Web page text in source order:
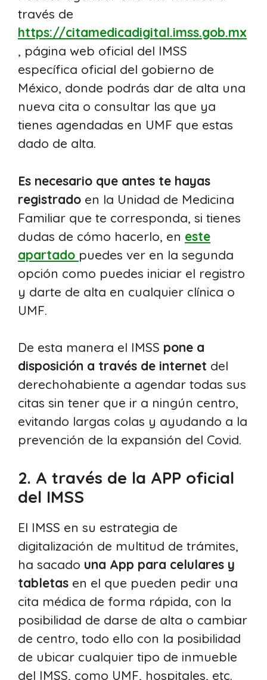
través de
https://citamedicadigital.imss.gob.mx
, página web oficial del IMSS
específica oficial del gobierno de
México, donde podrás dar de alta una
nueva cita o consultar las que ya
tienes agendadas en UMF que estas
dado de alta.
Es necesario que antes te hayas
registrado en la Unidad de Medicina
Familiar que te corresponda, si tienes
dudas de cómo hacerlo, en este
apartado puedes ver en la segunda
opción como puedes iniciar el registro
y darte de alta en cualquier clínica o
UMF.
De esta manera el IMSS pone a
disposición a través de internet del
derechohabiente a agendar todas sus
citas sin tener que ir a ningún centro,
evitando largas colas y ayudando a la
prevención de la expansión del Covid.
2. A través de la APP oficial
del IMSS
El IMSS en su estrategia de
digitalización de multitud de trámites,
ha sacado una App para celulares y
tabletas en el que pueden pedir una
cita médica de forma rápida, con la
posibilidad de darse de alta o cambiar
de centro, todo ello con la posibilidad
de ubicar cualquier tipo de inmueble
del IMSS, como UMF, hospitales, etc.